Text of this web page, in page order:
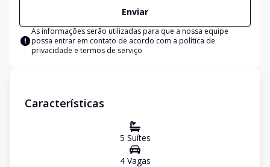
Enviar
As informações serão utilizadas para que a nossa equipe
possa entrar em contato de acordo com a política de
privacidade e termos de serviço
Características
5 Suítes
4Vagas